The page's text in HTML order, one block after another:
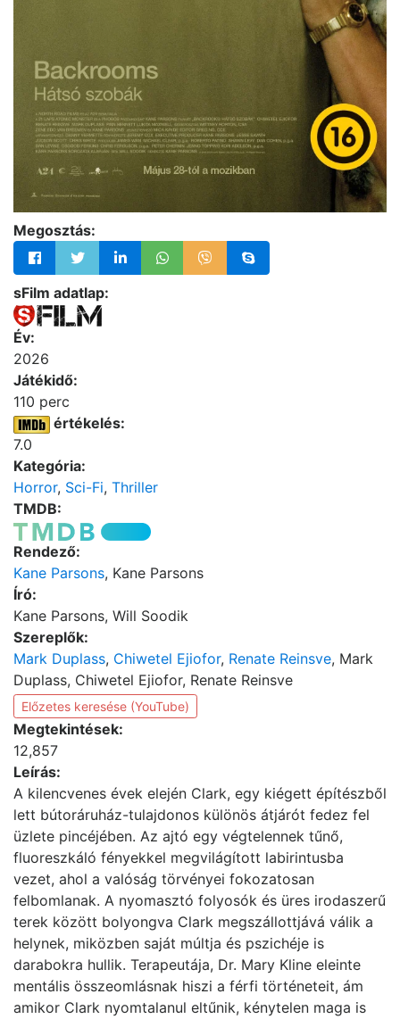
Megosztás:
sFilm adatlap:
Év:
2026
Játékidő:
110 perc
értékelés:
7.0
Kategória:
Horror, Sci-Fi, Thriller
TMDB:
Rendező:
Kane Parsons, Kane Parsons
Író:
Kane Parsons, Will Soodik
Szereplők:
Mark Duplass, Chiwetel Ejiofor, Renate Reinsve, Mark
Duplass, Chiwetel Ejiofor, Renate Reinsve
Előzetes keresése (YouTube)
Megtekintések:
12,857
Leírás:
A kilencvenes évek elején Clark, egy kiégett építészből
lett bútoráruház-tulajdonos különös átjárót fedez fel
üzlete pincéjében. Az ajtó egy végtelennek tűnő,
fluoreszkáló fényekkel megvilágított labirintusba
vezet, ahol a valóság törvényei fokozatosan
felbomlanak. A nyomasztó folyosók és üres irodaszerű
terek között bolyongva Clark megszállottjává válik a
helynek, miközben saját múltja és pszichéje is
darabokra hullik. Terapeutája, Dr. Mary Kline eleinte
mentális összeomlásnak hiszi a férfi történeteit, ám
amikor Clark nyomtalanul eltűnik, kénytelen maga is